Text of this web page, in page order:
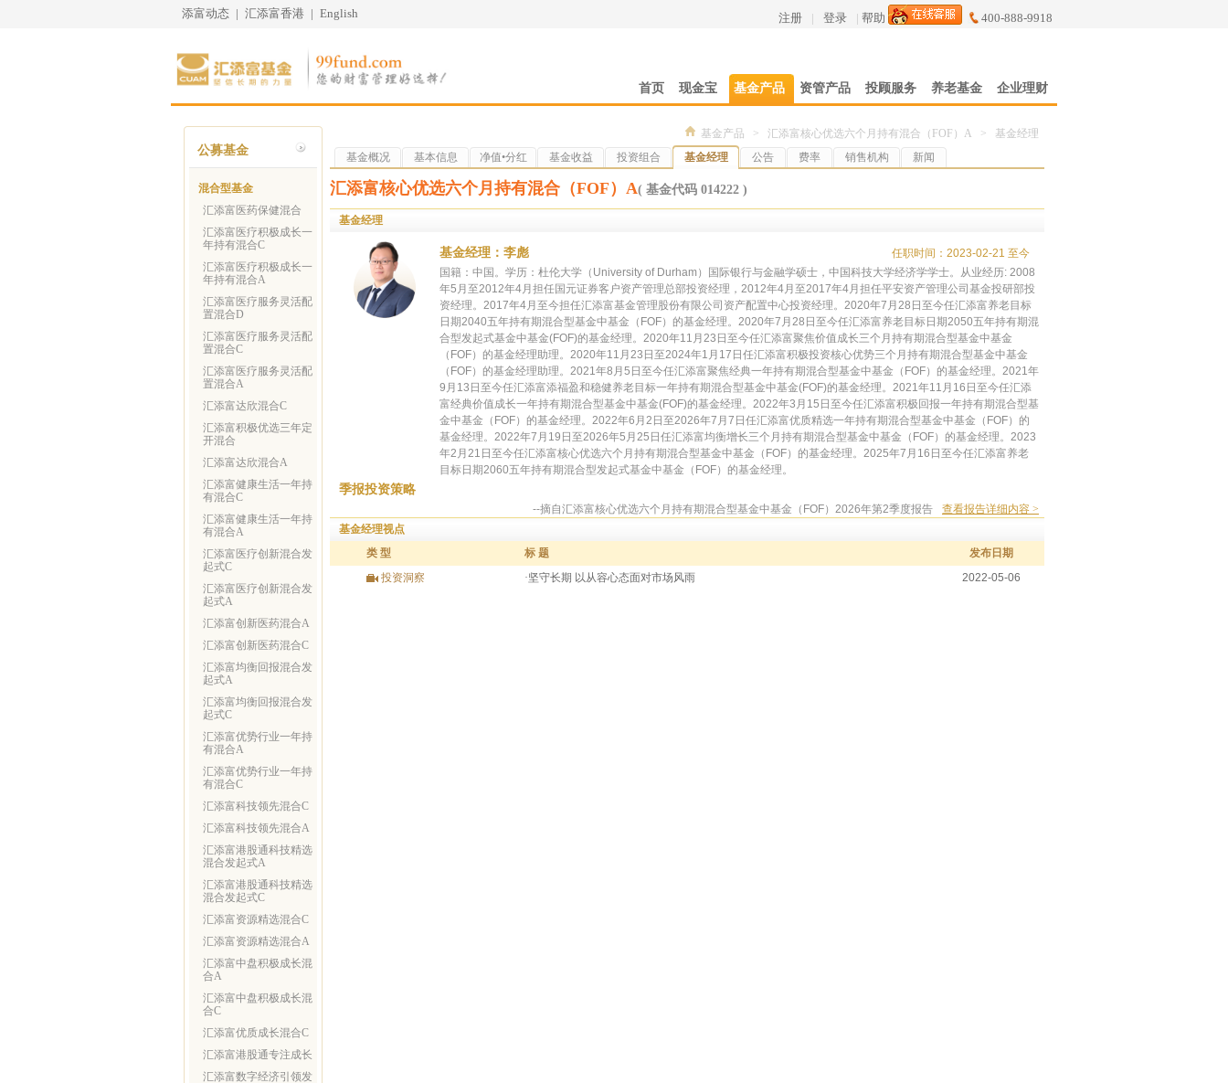
添富动态 | 汇添富香港 | English 注册 | 登录 | 帮助 400-888-9918
首页 现金宝 基金产品 资管产品 投顾服务 养老基金 企业理财
公募基金
混合型基金
汇添富医药保健混合
汇添富医疗积极成长一
年持有混合C
汇添富医疗积极成长一
年持有混合A
汇添富医疗服务灵活配
置混合D
汇添富医疗服务灵活配
置混合C
汇添富医疗服务灵活配
置混合A
汇添富达欣混合C
汇添富积极优选三年定
开混合
汇添富达欣混合A
汇添富健康生活一年持
有混合C
汇添富健康生活一年持
有混合A
汇添富医疗创新混合发
起式C
汇添富医疗创新混合发
起式A
汇添富创新医药混合A
汇添富创新医药混合C
汇添富均衡回报混合发
起式A
汇添富均衡回报混合发
起式C
汇添富优势行业一年持
有混合A
汇添富优势行业一年持
有混合C
汇添富科技领先混合C
汇添富科技领先混合A
汇添富港股通科技精选
混合发起式A
汇添富港股通科技精选
混合发起式C
汇添富资源精选混合C
汇添富资源精选混合A
汇添富中盘积极成长混
合A
汇添富中盘积极成长混
合C
汇添富优质成长混合C
汇添富港股通专注成长
汇添富数字经济引领发
基金产品 > 汇添富核心优选六个月持有混合（FOF）A > 基金经理
基金概况 基本信息 净值•分红 基金收益 投资组合 基金经理 公告 费率 销售机构 新闻
汇添富核心优选六个月持有混合（FOF）A( 基金代码 014222 )
基金经理
基金经理：李彪 任职时间：2023-02-21 至今
国籍：中国。学历：杜伦大学（University of Durham）国际银行与金融学硕士，中国科技大学经济学学士。从业经历: 2008
年5月至2012年4月担任国元证券客户资产管理总部投资经理，2012年4月至2017年4月担任平安资产管理公司基金投研部投
资经理。2017年4月至今担任汇添富基金管理股份有限公司资产配置中心投资经理。2020年7月28日至今任汇添富养老目标
日期2040五年持有期混合型基金中基金（FOF）的基金经理。2020年7月28日至今任汇添富养老目标日期2050五年持有期混
合型发起式基金中基金(FOF)的基金经理。2020年11月23日至今任汇添富聚焦价值成长三个月持有期混合型基金中基金
（FOF）的基金经理助理。2020年11月23日至2024年1月17日任汇添富积极投资核心优势三个月持有期混合型基金中基金
（FOF）的基金经理助理。2021年8月5日至今任汇添富聚焦经典一年持有期混合型基金中基金（FOF）的基金经理。2021年
9月13日至今任汇添富添福盈和稳健养老目标一年持有期混合型基金中基金(FOF)的基金经理。2021年11月16日至今任汇添
富经典价值成长一年持有期混合型基金中基金(FOF)的基金经理。2022年3月15日至今任汇添富积极回报一年持有期混合型基
金中基金（FOF）的基金经理。2022年6月2日至2026年7月7日任汇添富优质精选一年持有期混合型基金中基金（FOF）的
基金经理。2022年7月19日至2026年5月25日任汇添富均衡增长三个月持有期混合型基金中基金（FOF）的基金经理。2023
年2月21日至今任汇添富核心优选六个月持有期混合型基金中基金（FOF）的基金经理。2025年7月16日至今任汇添富养老
目标日期2060五年持有期混合型发起式基金中基金（FOF）的基金经理。
季报投资策略
--摘自汇添富核心优选六个月持有期混合型基金中基金（FOF）2026年第2季度报告 查看报告详细内容 >
基金经理视点
类 型 标 题 发布日期
投资洞察 ·坚守长期 以从容心态面对市场风雨 2022-05-06